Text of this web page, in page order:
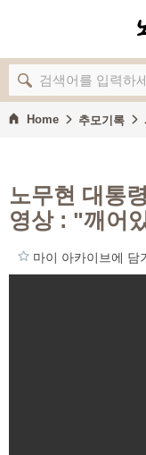
노무현
사료이야기
컬렉션
추모기록
Home 추모기록
노무현 대통
영상 : "깨어
마이 아카이브에 담